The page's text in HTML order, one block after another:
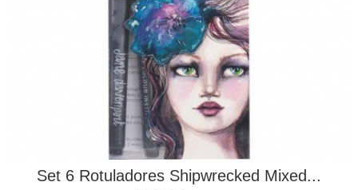
Set 6 Rotuladores Shipwrecked Mixed...